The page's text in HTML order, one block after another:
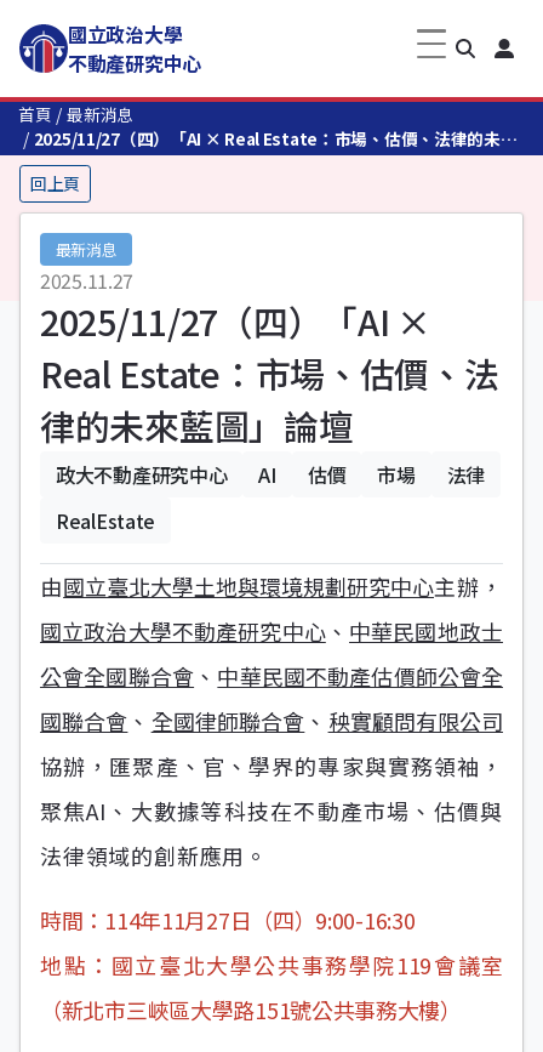
國立政治大學
不動產研究中心
首頁
最新消息
2025/11/27（四）「AI × Real Estate：市場、估價、法律的未來
藍圖」論壇
回上頁
最新消息
2025.11.27
2025/11/27（四）「AI ×
Real Estate：市場、估價、法
律的未來藍圖」論壇
政大不動產研究中心 AI 估價 市場
法律
RealEstate
由國立臺北大學土地與環境規劃研究中心主辦，
國立政治大學不動產研究中心、 中華民國地政士
公會全國聯合會 、 中華民國不動產估價師公會全
國聯合會 、 全國律師聯合會 、 秧實顧問有限公司
協辦，匯聚產、官、學界的專家與實務領袖，
聚焦AI、大數據等科技在不動產市場、估價與
法律領域的創新應用。
時間：114年11月27日（四）9:00-16:30
地點：國立臺北大學公共事務學院119會議室
（新北市三峽區大學路151號公共事務大樓）